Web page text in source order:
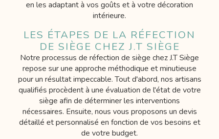
en les adaptant à vos goûts et à votre décoration
intérieure.
LES ÉTAPES DE LA RÉFECTION
DE SIÈGE CHEZ J.T SIÈGE
Notre processus de réfection de siège chez J.T Siège
repose sur une approche méthodique et minutieuse
pour un résultat impeccable. Tout d'abord, nos artisans
qualifiés procèdent à une évaluation de l'état de votre
siège afin de déterminer les interventions
nécessaires. Ensuite, nous vous proposons un devis
détaillé et personnalisé en fonction de vos besoins et
de votre budget.